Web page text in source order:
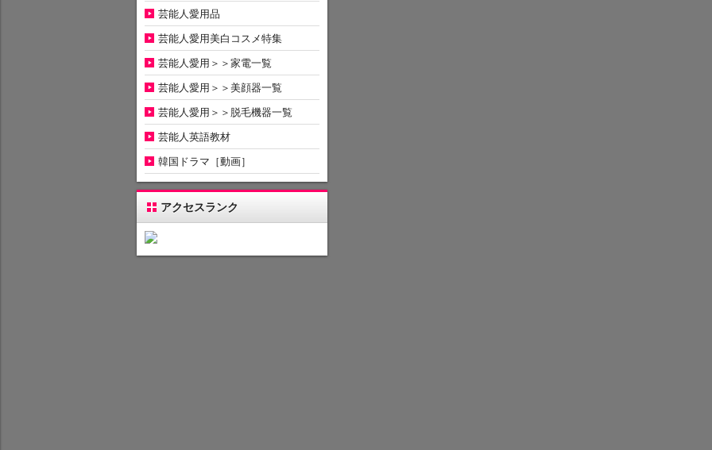
芸能人愛用品
芸能人愛用美白コスメ特集
芸能人愛用＞＞家電一覧
芸能人愛用＞＞美顔器一覧
芸能人愛用＞＞脱毛機器一覧
芸能人英語教材
韓国ドラマ［動画］
アクセスランク